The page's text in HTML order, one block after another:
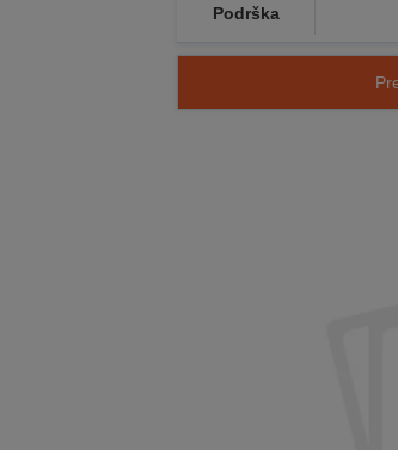
Podrška